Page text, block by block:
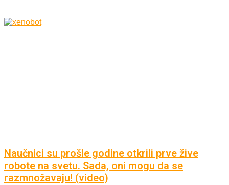
Naučnici su prošle godine otkrili prve žive
robote na svetu. Sada, oni mogu da se
razmnožavaju! (video)